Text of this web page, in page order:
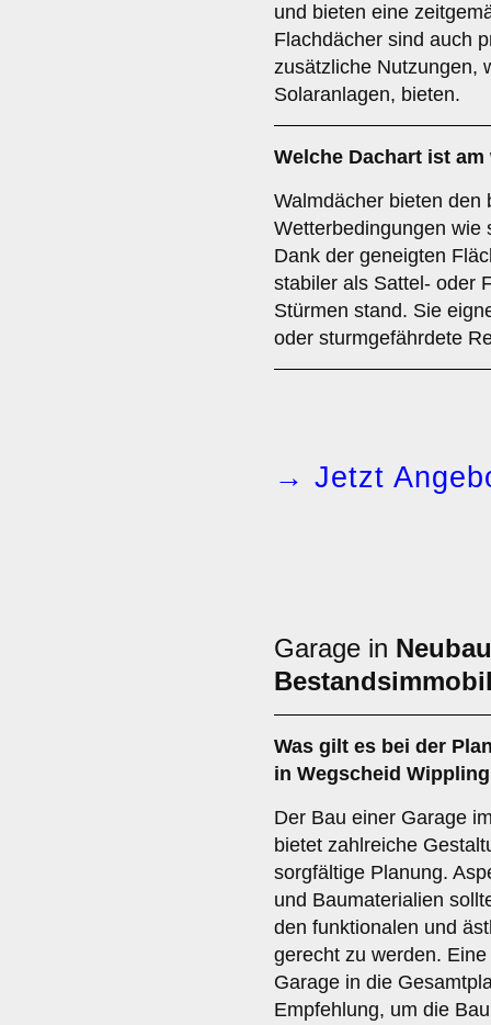
und bieten eine
Flachdächer sind auch
zusätzliche Nutzungen,
Solaranlagen, bieten.
Welche Dachart ist
Walmdächer bieten den
Wetterbedingungen wie
Dank der geneigten
stabiler als Sattel- oder
Stürmen stand. Sie
oder sturmgefährdete
→ Jetzt
Garage in Neubau
Was gilt es bei der
in Wegscheid
Der Bau einer Garage
bietet zahlreiche
sorgfältige Planung.
und Baumaterialien
den funktionalen und
gerecht zu werden.
Garage in die
Empfehlung, um die